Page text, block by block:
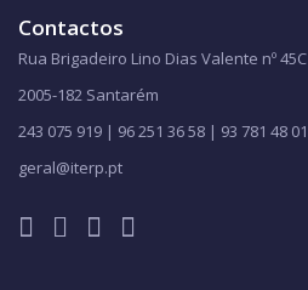
Contactos
Rua Brigadeiro Lino Dias Valente nº 45C
2005-182 Santarém
243 075 919 | 96 251 36 58 | 93 781 48 01
geral@iterp.pt